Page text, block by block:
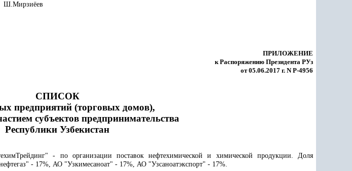
ПРИЛОЖЕНИЕ
к Распоряжению Президента РУз
от 05.06.2017 г. N Р-4956
СПИСОК
предприятий (торговых домов),
субъектов предпринимательства
Республики Узбекистан
- по организации поставок нефтехимической и химической продукции. Доля
- 17%, АО "Узкимесаноат" - 17%, АО "Узсаноатэкспорт" - 17%.